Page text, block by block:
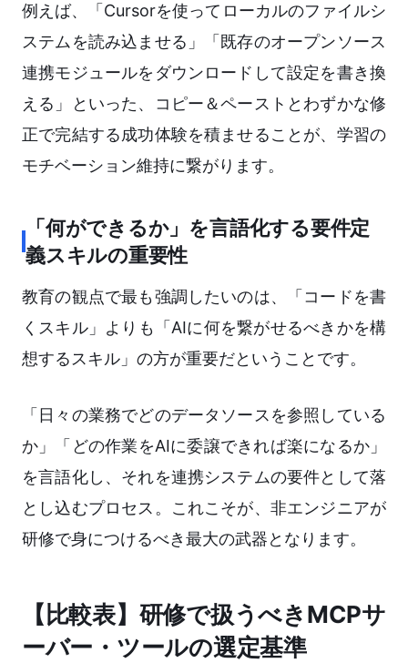
例えば、「Cursorを使ってローカルのファイルシ
ステムを読み込ませる」「既存のオープンソース
連携モジュールをダウンロードして設定を書き換
える」といった、コピー＆ペーストとわずかな修
正で完結する成功体験を積ませることが、学習の
モチベーション維持に繋がります。
「何ができるか」を言語化する要件定
義スキルの重要性
教育の観点で最も強調したいのは、「コードを書
くスキル」よりも「AIに何を繋がせるべきかを構
想するスキル」の方が重要だということです。
「日々の業務でどのデータソースを参照している
か」「どの作業をAIに委譲できれば楽になるか」
を言語化し、それを連携システムの要件として落
とし込むプロセス。これこそが、非エンジニアが
研修で身につけるべき最大の武器となります。
【比較表】研修で扱うべきMCPサ
ーバー・ツールの選定基準